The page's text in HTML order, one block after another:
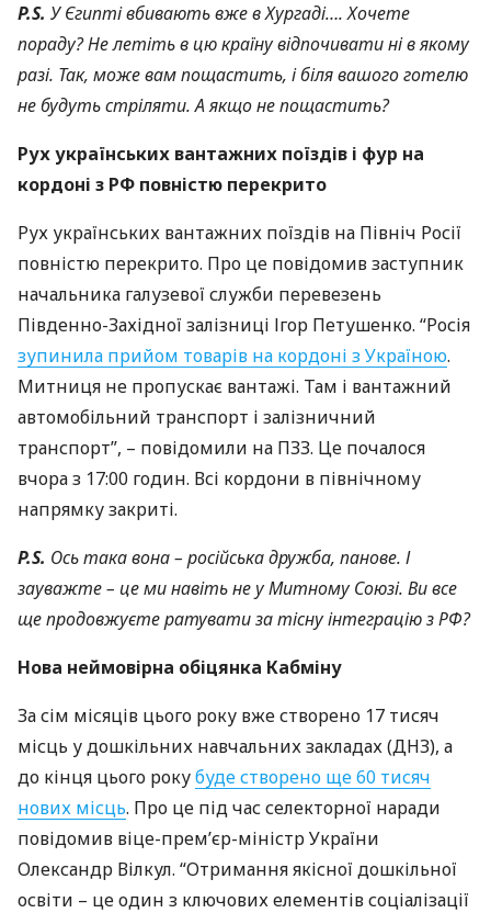
P.S. У Єгипті вбивають вже в Хургаді…. Хочете
пораду? Не летіть в цю країну відпочивати ні в якому
разі. Так, може вам пощастить, і біля вашого готелю
не будуть стріляти. А якщо не пощастить?
Рух українських вантажних поїздів і фур на
кордоні з РФ повністю перекрито
Рух українських вантажних поїздів на Північ Росії
повністю перекрито. Про це повідомив заступник
начальника галузевої служби перевезень
Південно-Західної залізниці Ігор Петушенко. “Росія
зупинила прийом товарів на кордоні з Україною.
Митниця не пропускає вантажі. Там і вантажний
автомобільний транспорт і залізничний
транспорт”, – повідомили на ПЗЗ. Це почалося
вчора з 17:00 годин. Всі кордони в північному
напрямку закриті.
P.S. Ось така вона – російська дружба, панове. І
зауважте – це ми навіть не у Митному Союзі. Ви все
ще продовжуєте ратувати за тісну інтеграцію з РФ?
Нова неймовірна обіцянка Кабміну
За сім місяців цього року вже створено 17 тисяч
місць у дошкільних навчальних закладах (ДНЗ), а
до кінця цього рокубуде створено ще 60 тисяч
нових місць. Про це під час селекторної наради
повідомив віце-прем’єр-міністр України
Олександр Вілкул. “Отримання якісної дошкільної
освіти – це один з ключових елементів соціалізації